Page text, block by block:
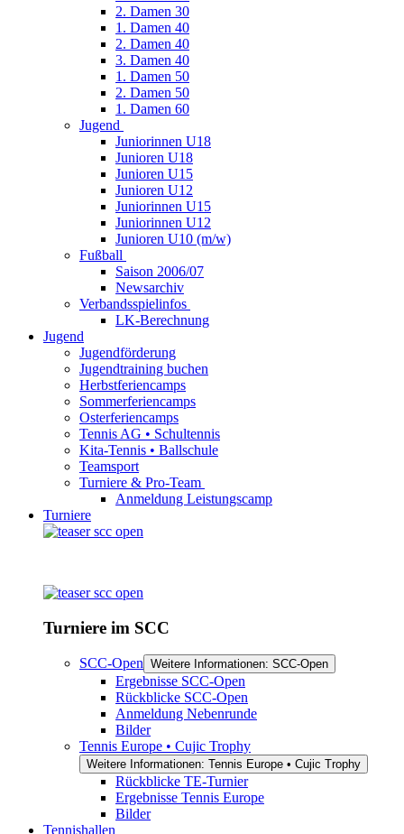
2. Damen 30
1. Damen 40
2. Damen 40
3. Damen 40
1. Damen 50
2. Damen 50
1. Damen 60
Jugend
Juniorinnen U18
Junioren U18
Junioren U15
Junioren U12
Juniorinnen U15
Juniorinnen U12
Junioren U10 (m/w)
Fußball
Saison 2006/07
Newsarchiv
Verbandsspielinfos
LK-Berechnung
Jugend
Jugendförderung
Jugendtraining buchen
Herbstferiencamps
Sommerferiencamps
Osterferiencamps
Tennis AG • Schultennis
Kita-Tennis • Ballschule
Teamsport
Turniere & Pro-Team
Anmeldung Leistungscamp
Turniere
Turniere im SCC
SCC-Open Weitere Informationen: SCC-Open
Ergebnisse SCC-Open
Rückblicke SCC-Open
Anmeldung Nebenrunde
Bilder
Tennis Europe • Cujic Trophy
Weitere Informationen: Tennis Europe • Cujic Trophy
Rückblicke TE-Turnier
Ergebnisse Tennis Europe
Bilder
Tennishallen